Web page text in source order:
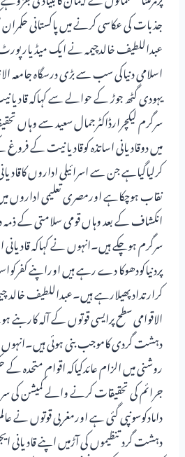
جذبات کی عکاسی کرنے میں پاکستانی
عبداللطیف خالدچیمہ نے ایک
اسلامی دنیاکی سب سے بڑی درسگاہ جامعہ
یہودی گٹھ جوڑ کے حوالے سے کہاکہ
سرگرم لیکچرارڈاکٹرجمال سعید سے وہاں
میں دوقادیانی اساتذہ کوقادیانیت کے
کرلیاگیاہے جن سے اسرائیلی اداروں
نقاب ہوچکاہے اورمصری تعلیمی اداروں
انکشاف کے بعد وہاں قومی سلامتی کے
سرگرم ہوچکے ہیں۔انہوں نے کہاکہ
پردنیاکودھوکا دے رہے ہیں اوراپنے
کرارتدادپھیلارہے ہیں۔عبداللطیف خالد
الاقوامی سطح پرایسی قوتوں کے آلہ کاربنے
دہشت گردی کاموجب بنی ہوئی
روشنی میں الزام عائدکیاکہ اقوام
جرائم کی تحقیقات کرنے والے کمیشن کی
دامادکوسونپی گئی ہے اورمغربی قوتوں نے
دہشت گردتنظیموں کی آڑمیں اپنے قادیانی